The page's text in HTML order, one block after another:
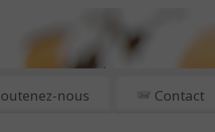
ET CULTURE À PARIS
nous Contact